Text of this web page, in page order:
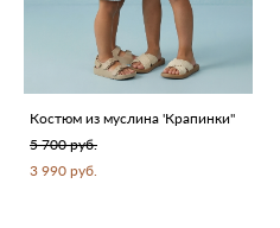
Костюм из муслина 'Крапинки"
5 700 pуб.
3 990 pуб.